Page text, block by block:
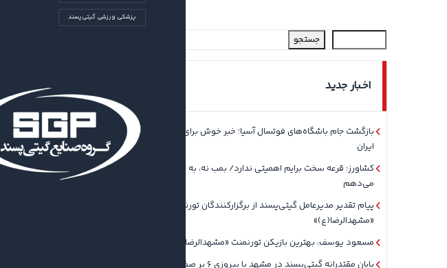
پزشکی ورزشی گیتی‌پسند
جستجو
اخبار جدید
بازگشت جام باشگاه‌های فوتسال آسیا؛ خبر خوش برای فوتسال
ایران
کشاورز: قرعه سخت برایم اهمیتی ندارد/ بمب نه، به جوان‌ها بها
می‌دهم
پیام تقدیر مدیرعامل گیتی‌پسند از برگزارکنندگان تورنمنت
«مشهدالرضا(ع)»
مسعود یوسف، بهترین بازیکن تورنمنت «مشهدالرضا(ع)» شد
پایان مقتدرانه گیتی‌پسند در مشهد با پیروزی ۶ بر صفر